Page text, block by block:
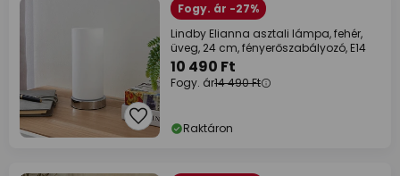
Fogy. ár -27%
Lindby Elianna asztali lámpa, fehér,
üveg, 24 cm, fényerőszabályozó, E14
10 490 Ft
Fogy. ár14 490 Ft
Raktáron